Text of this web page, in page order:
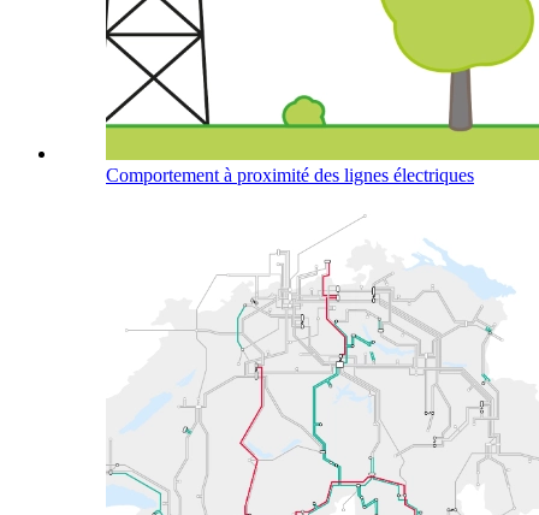
Comportement à proximité des lignes électriques